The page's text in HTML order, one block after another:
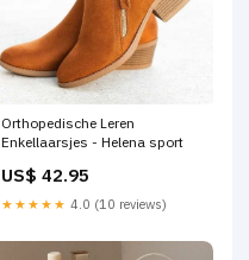
Orthopedische Leren
Enkellaarsjes - Helena sport
US$ 42.95
★★★★★ 4.0 (10 reviews)